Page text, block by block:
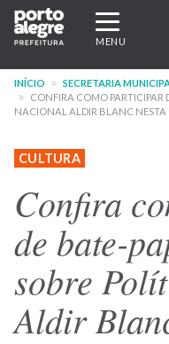
Pular
para
conteúdo
principal
Expandir/
navegação
MENU
INÍCIO
SECRETARIA
CONFIRA COMO PARTICIPAR
NACIONAL ALDIR BLANC NESTA
CULTURA
Confira
de bate-
sobre
Aldir